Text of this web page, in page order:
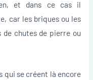
et dans ce cas il
car les briques ou les
chutes de pierre ou
qui se créent là encore